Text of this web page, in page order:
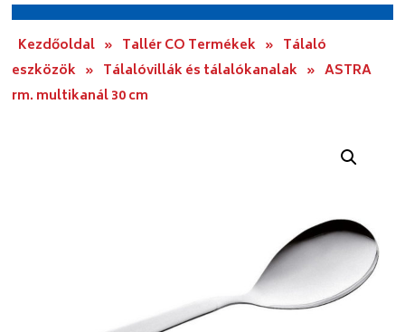
Kezdőoldal » Tallér CO Termékek » Tálaló
eszközök » Tálalóvillák és tálalókanalak » ASTRA
rm. multikanál 30 cm